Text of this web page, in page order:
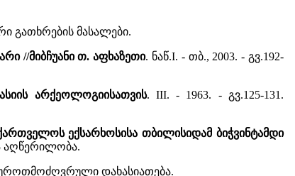
გათხრების მასალები.
//მიბჩუანი თ. აფხაზეთი. ნაწ.I. - თბ., 2003. - გვ.192-
არქეოლოგიისათვის. III. - 1963. - გვ.125-131.
ექსარხოსისა თბილისიდამ ბიჭვინტამდი
აღწერილობა.
დახასიათება.